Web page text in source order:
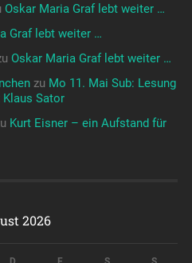
Oskar Maria Graf lebt weiter …
Graf lebt weiter …
Oskar Maria Graf lebt weiter …
zu Mo 11. Mai Sub: Lesung
Sator
Kurt Eisner – ein Aufstand für
2026